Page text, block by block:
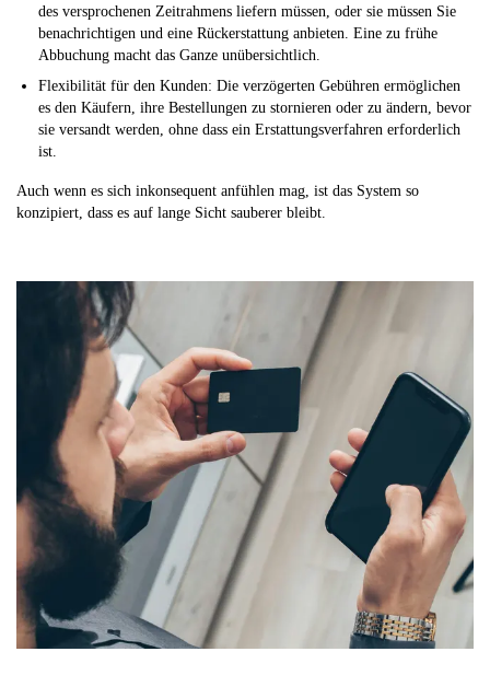
des versprochenen Zeitrahmens liefern müssen, oder sie müssen Sie
benachrichtigen und eine Rückerstattung anbieten. Eine zu frühe
Abbuchung macht das Ganze unübersichtlich.
Flexibilität für den Kunden: Die verzögerten Gebühren ermöglichen
es den Käufern, ihre Bestellungen zu stornieren oder zu ändern, bevor
sie versandt werden, ohne dass ein Erstattungsverfahren erforderlich
ist.
Auch wenn es sich inkonsequent anfühlen mag, ist das System so
konzipiert, dass es auf lange Sicht sauberer bleibt.